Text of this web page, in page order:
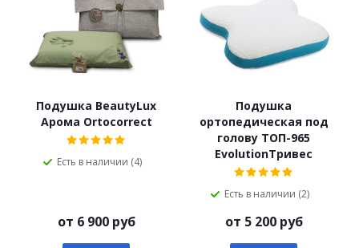
Подушка BeautyLux
Арома Ortocorrect
Есть в наличии (4)
от 6 900 руб
Подушка
ортопедическая под
голову ТОП-965
EvolutionТривес
Есть в наличии (2)
от 5 200 руб